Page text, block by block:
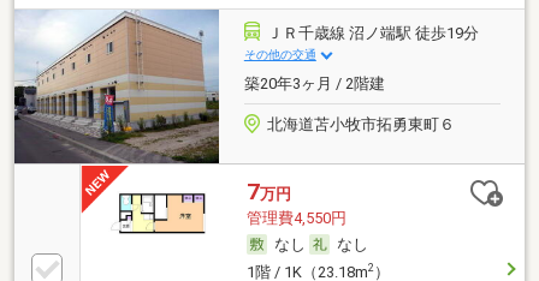
ＪＲ千歳線 沼ノ端駅 徒歩19分
その他の交通
築20年3ヶ月 / 2階建
北海道苫小牧市拓勇東町６
7万円
管理費4,550円
なし
なし
1階 / 1K（23.18m2）